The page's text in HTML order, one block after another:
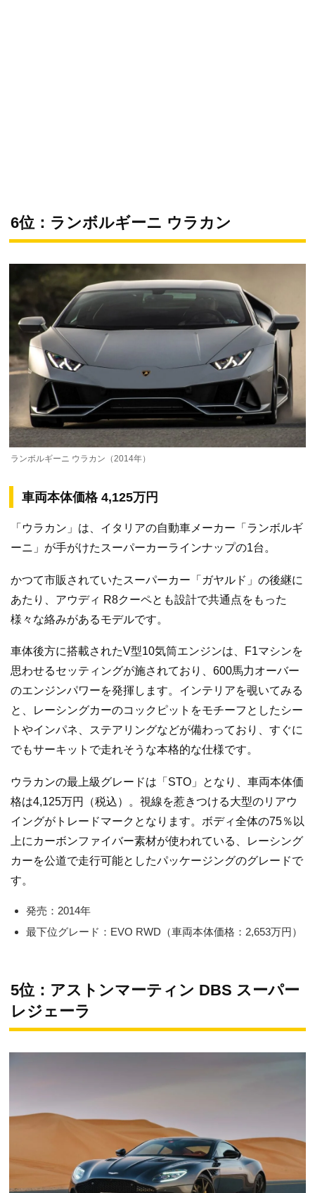
6位：ランボルギーニ ウラカン
ランボルギーニ ウラカン（2014年）
車両本体価格 4,125万円
「ウラカン」は、イタリアの自動車メーカー「ランボルギ
ーニ」が手がけたスーパーカーラインナップの1台。
かつて市販されていたスーパーカー「ガヤルド」の後継に
あたり、アウディ R8クーペとも設計で共通点をもった
様々な絡みがあるモデルです。
車体後方に搭載されたV型10気筒エンジンは、F1マシンを
思わせるセッティングが施されており、600馬力オーバー
のエンジンパワーを発揮します。インテリアを覗いてみる
と、レーシングカーのコックピットをモチーフとしたシー
トやインパネ、ステアリングなどが備わっており、すぐに
でもサーキットで走れそうな本格的な仕様です。
ウラカンの最上級グレードは「STO」となり、車両本体価
格は4,125万円（税込）。視線を惹きつける大型のリアウ
イングがトレードマークとなります。ボディ全体の75％以
上にカーボンファイバー素材が使われている、レーシング
カーを公道で走行可能としたパッケージングのグレードで
す。
発売：2014年
最下位グレード：EVO RWD（車両本体価格：2,653万円）
5位：アストンマーティン DBS スーパー
レジェーラ